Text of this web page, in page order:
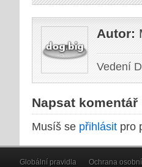
Autor:
Vedení
Napsat komentář
Musíš se přihlásit pro
Globální pravidla Ochrana